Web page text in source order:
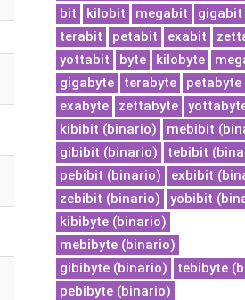
bit
kilobit megabit
gigabit
terabit
petabit exabit
yottabit
byte kilobyte
gigabyte
terabyte
petabyte
exabyte
zettabyte
kibibit (binario)
mebibit
gibibit (binario)
tebibit
pebibit (binario)
exbibit
zebibit (binario)
yobibit
kibibyte (binario)
mebibyte (binario)
gibibyte (binario)
tebibyte
pebibyte (binario)